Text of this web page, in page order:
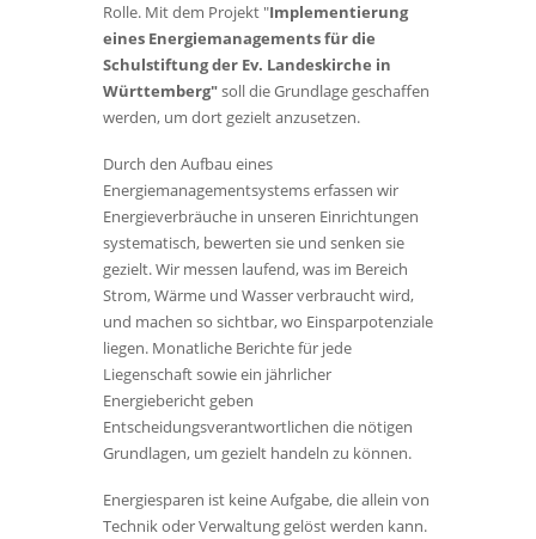
Rolle. Mit dem Projekt "Implementierung
eines Energiemanagements für die
Schulstiftung der Ev. Landeskirche in
Württemberg"soll die Grundlage geschaffen
werden, um dort gezielt anzusetzen.
Durch den Aufbau eines
Energiemanagementsystems erfassen wir
Energieverbräuche in unseren Einrichtungen
systematisch, bewerten sie und senken sie
gezielt. Wir messen laufend, was im Bereich
Strom, Wärme und Wasser verbraucht wird,
und machen so sichtbar, wo Einsparpotenziale
liegen. Monatliche Berichte für jede
Liegenschaft sowie ein jährlicher
Energiebericht geben
Entscheidungsverantwortlichen die nötigen
Grundlagen, um gezielt handeln zu können.
Energiesparen ist keine Aufgabe, die allein von
Technik oder Verwaltung gelöst werden kann.